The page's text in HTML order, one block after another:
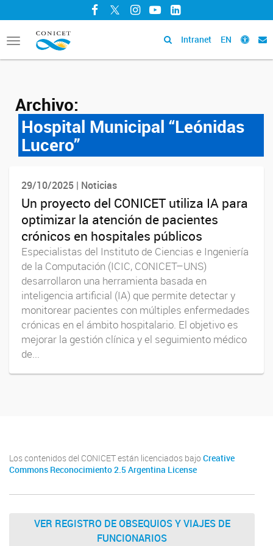
Facebook
TwitterInstagram
YouTubeLinkedIn
Toggle
navigation
Intranet EN
Archivo:
Hospital Municipal “Leónidas
Lucero”
29/10/2025 | Noticias
Un proyecto del CONICET utiliza IA para
optimizar la atención de pacientes
crónicos en hospitales públicos
Especialistas del Instituto de Ciencias e Ingeniería
de la Computación (ICIC, CONICET–UNS)
desarrollaron una herramienta basada en
inteligencia artificial (IA) que permite detectar y
monitorear pacientes con múltiples enfermedades
crónicas en el ámbito hospitalario. El objetivo es
mejorar la gestión clínica y el seguimiento médico
de...
Los contenidos del CONICET están licenciados bajo Creative
Commons Reconocimiento 2.5 Argentina License
VER REGISTRO DE OBSEQUIOS Y VIAJES DE
FUNCIONARIOS